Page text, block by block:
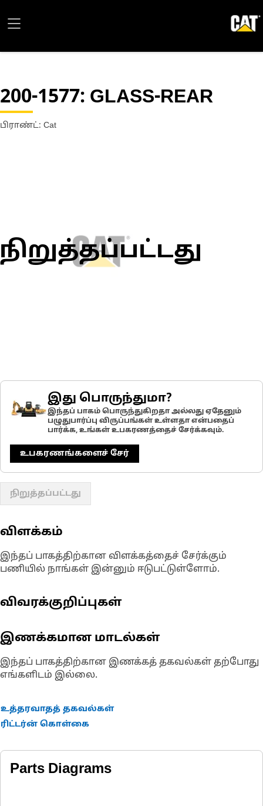
200-1577: GLASS-REAR
பிராண்ட்: Cat
நிறுத்தப்பட்டது
இது பொருந்துமா?
இந்தப் பாகம் பொருந்துகிறதா அல்லது ஏதேனும்
பழுதுபார்ப்பு விருப்பங்கள் உள்ளதா என்பதைப்
பார்க்க, உங்கள் உபகரணத்தைச் சேர்க்கவும்.
உபகரணங்களைச் சேர்
நிறுத்தப்பட்டது
விளக்கம்
இந்தப் பாகத்திற்கான விளக்கத்தைச் சேர்க்கும்
பணியில் நாங்கள் இன்னும் ஈடுபட்டுள்ளோம்.
விவரக்குறிப்புகள்
இணக்கமான மாடல்கள்
இந்தப் பாகத்திற்கான இணக்கத் தகவல்கள் தற்போது
எங்களிடம் இல்லை.
உத்தரவாதத் தகவல்கள்
ரிட்டர்ன் கொள்கை
Parts Diagrams